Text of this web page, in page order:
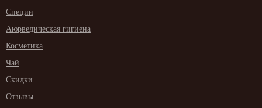
Специи
Аюрведическая гигиена
Косметика
Чай
Скидки
Отзывы